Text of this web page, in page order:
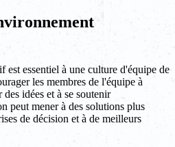
essentiel à une culture d'équipe de
les membres de l'équipe à
idées et à se soutenir
peut mener à des solutions plus
de décision et à de meilleurs